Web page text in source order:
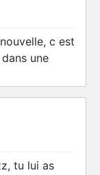
c est
une
tu lui as